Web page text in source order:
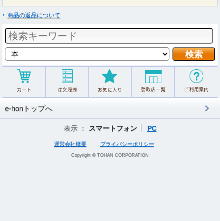
商品の返品について
e-honトップへ
表示 ： スマートフォン PC
運営会社概要 プライバシーポリシー
Copyright © TOHAN CORPORATION